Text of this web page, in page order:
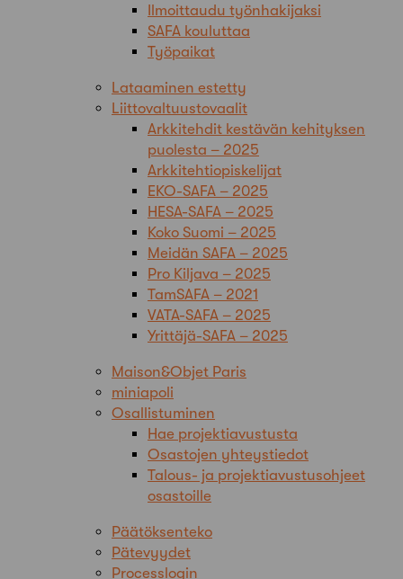
Ilmoittaudu työnhakijaksi
SAFA kouluttaa
Työpaikat
Lataaminen estetty
Liittovaltuustovaalit
Arkkitehdit kestävän kehityksen
puolesta – 2025
Arkkitehtiopiskelijat
EKO-SAFA – 2025
HESA-SAFA – 2025
Koko Suomi – 2025
Meidän SAFA – 2025
Pro Kiljava – 2025
TamSAFA – 2021
VATA-SAFA – 2025
Yrittäjä-SAFA – 2025
Maison&Objet Paris
miniapoli
Osallistuminen
Hae projektiavustusta
Osastojen yhteystiedot
Talous- ja projektiavustusohjeet
osastoille
Päätöksenteko
Pätevyydet
Processlogin